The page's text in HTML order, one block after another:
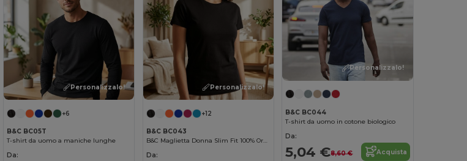
Personalizzalo!
+6
B&C BC05T
T-shirt da uomo a maniche lunghe
Da:
Personalizzalo!
+12
B&C BC043
B&C Maglietta Donna Slim Fit 100% Organica
Da:
Personalizzalo!
B&C BC044
T-shirt da uomo in cotone biologico
Da:
5,04 €8,60 € Acquista